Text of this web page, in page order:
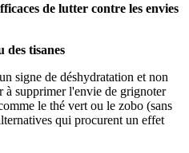
de lutter contre les envies
des tisanes
signe de déshydratation et non
à supprimer l'envie de grignoter
le thé vert ou le zobo (sans
qui procurent un effet